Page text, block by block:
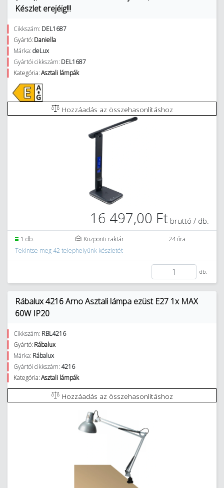
Készlet erejéig!!!
Cikkszám: DEL1687
Gyártó: Daniella
Márka:deLux
Gyártói cikkszám: DEL1687
Kategória:Asztali lámpák
Hozzáadás az összehasonlításhoz
16 497,00 Ft bruttó / db.
1 db. Központi raktár
24 óra
Tekintse meg 42 telephelyünk készletét
db.
Rábalux 4216 Arno Asztali lámpa ezüst E27 1x MAX
60W IP20
Cikkszám: RBL4216
Gyártó: Rábalux
Márka: Rábalux
Gyártói cikkszám:4216
Kategória:Asztali lámpák
Hozzáadás az összehasonlításhoz